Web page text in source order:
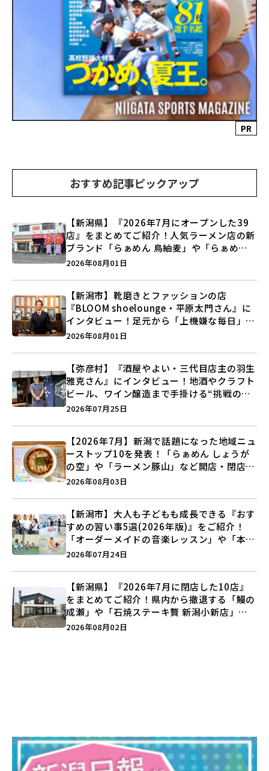
PR
おすすめ記事ピックアップ
【新潟県】『2026年7月にオープンした39
店』をまとめてご紹介！人気ラーメン店の新
ブランド「らぁめん 鳥紬麦」や「らぁめん
しょうがの空」など盛りだくさん♪
2026年08月01日
【新潟市】靴磨きとファッションの店
『BLOOM shoelounge・平原太門さん』に
インタビュー！足元から「上機嫌な毎日」を
つくる装いの提案とは？
2026年08月01日
【弥彦村】『酒屋やよい・三代目店主の羽生
雅克さん』にインタビュー！地酒やクラフト
ビール、ワイン醸造まで手掛ける“挑戦の歴
史”に迫る♪
2026年07月25日
【2026年7月】新潟で話題になった地域ニュ
ーストップ10を発表！「らぁめん しょうが
の空」や「ラーメン豚山」など開店・閉店の
注目記事をランキングでご紹介♪
2026年08月03日
【新潟市】大人も子どもも成長できる『おす
すめの習い事5選(2026年版)』をご紹介！
「オーダーメイドの音楽レッスン」や「本格
キックボクシング」で新しい自分を見つけよ
2026年07月24日
【新潟県】『2026年7月に閉店した10店』
をまとめてご紹介！県内から撤退する「鰻の
成瀬」や「石焼ステーキ贅 新潟小新店」が
営業に幕…。
2026年08月02日